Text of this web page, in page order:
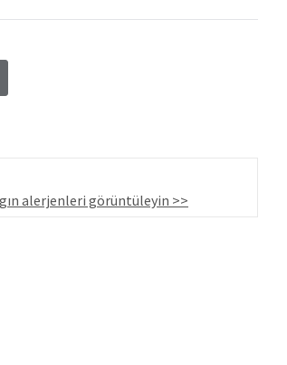
alerjenleri görüntüleyin >>